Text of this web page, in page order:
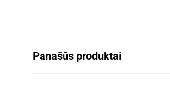
Panašūs produktai